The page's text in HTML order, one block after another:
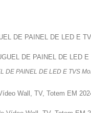
DE PAINEL DE LED E
DE PAINEL DE LED E TVS
Wall, TV, Totem EM